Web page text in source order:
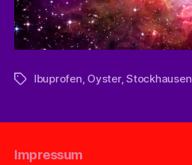
Schlagwörter
Ibuprofen, Oyster,Stockhausen
Impressum